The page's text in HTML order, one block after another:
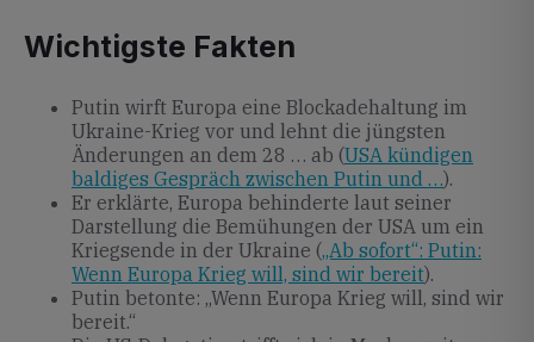
Wichtigste Fakten
Putin wirft Europa eine Blockadehaltung im
Ukraine-Krieg vor und lehnt die jüngsten
Änderungen an dem 28 … ab (USA kündigen
baldiges Gespräch zwischen Putin und …).
Er erklärte, Europa behinderte laut seiner
Darstellung die Bemühungen der USA um ein
Kriegsende in der Ukraine („Ab sofort“: Putin:
Wenn Europa Krieg will, sind wir bereit).
Putin betonte: „Wenn Europa Krieg will, sind wir
bereit.“